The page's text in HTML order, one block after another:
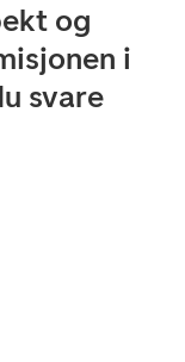
og
i
svare